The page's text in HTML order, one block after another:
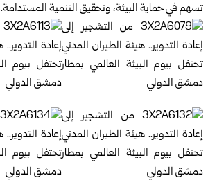
تسهم في حماية البيئة، وتحقيق التنمية المستدامة.